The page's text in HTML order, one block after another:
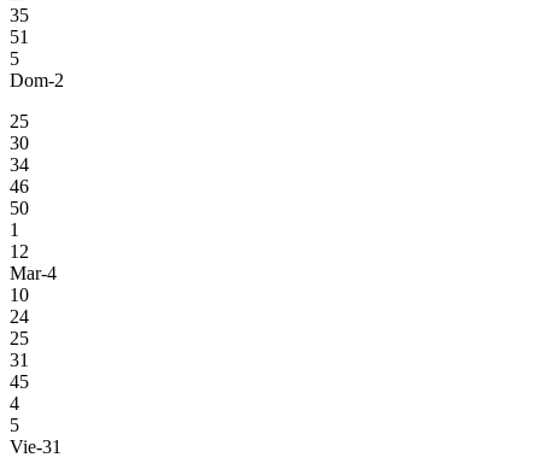
35
51
5
Dom-2
25
30
34
46
50
1
12
Mar-4
10
24
25
31
45
4
5
Vie-31